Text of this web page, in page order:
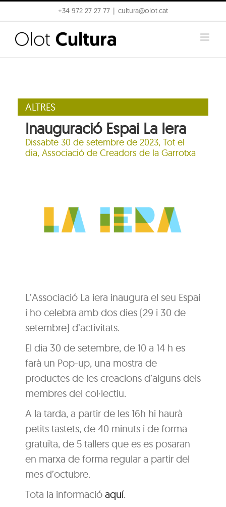
to
content
+34 972 27 27 77 cultura@olot.cat
ALTRES
Inauguració Espai La Iera
Dissabte 30 de setembre de 2023, Tot el
dia, Associació de Creadors de la Garrotxa
L’Associació La iera inaugura el seu Espai
i ho celebra amb dos dies (29 i 30 de
setembre) d’activitats.
El dia 30 de setembre, de 10 a 14 h es
farà un Pop-up, una mostra de
productes de les creacions d’alguns dels
membres del col·lectiu.
A la tarda, a partir de les 16h hi haurà
petits tastets, de 40 minuts i de forma
gratuïta, de 5 tallers que es es posaran
en marxa de forma regular a partir del
mes d’octubre.
Tota la informació aquí.